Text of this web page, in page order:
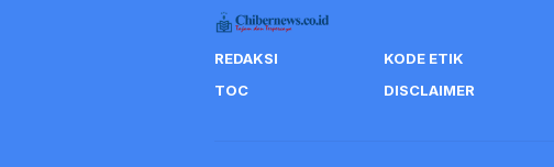
REDAKSI KODE ETIK
TOC
DISCLAIMER